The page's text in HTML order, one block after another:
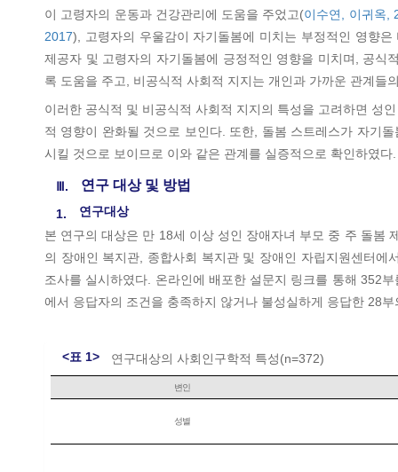
이 고령자의 운동과 건강관리에 도움을 주었고(이수연, 이귀옥,
2017), 고령자의 우울감이 자기돌봄에 미치는 부정적인 영향
제공자 및 고령자의 자기돌봄에 긍정적인 영향을 미치며, 공식
록 도움을 주고, 비공식적 사회적 지지는 개인과 가까운 관계
이러한 공식적 및 비공식적 사회적 지지의 특성을 고려하면 성
적 영향이 완화될 것으로 보인다. 또한, 돌봄 스트레스가 자기
시킬 것으로 보이므로 이와 같은 관계를 실증적으로 확인하였다.
Ⅲ. 연구 대상 및 방법
1.
연구대상
본 연구의 대상은 만 18세 이상 성인 장애자녀 부모 중 주 돌봄
의 장애인 복지관, 종합사회 복지관 및 장애인 자립지원센터
조사를 실시하였다. 온라인에 배포한 설문지 링크를 통해 352
에서 응답자의 조건을 충족하지 않거나 불성실하게 응답한 28
<표 1> 연구대상의 사회인구학적 특성(n=372)
변인
성별